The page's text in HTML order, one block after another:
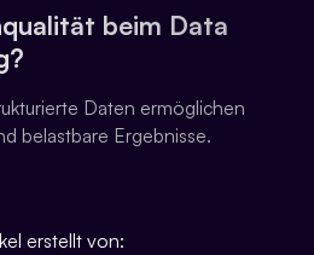
beim Data
Daten ermöglichen
belastbare Ergebnisse.
erstellt von: